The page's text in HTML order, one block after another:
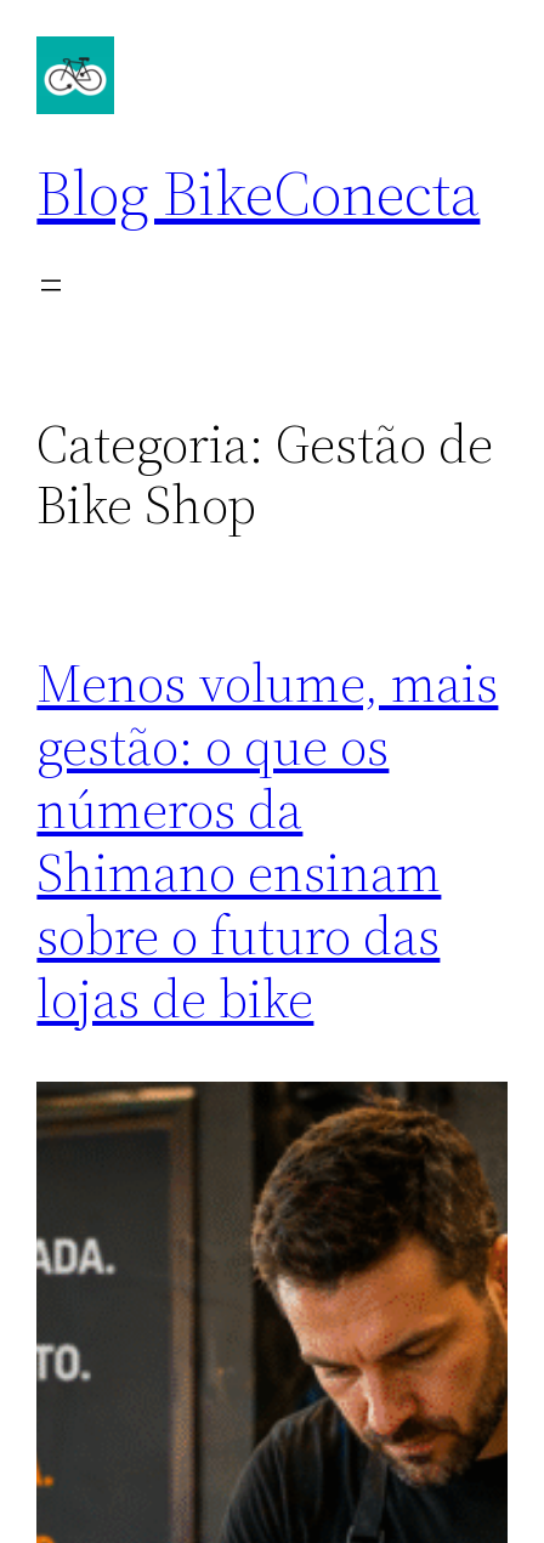
Blog BikeConecta
Categoria: Gestão de
Bike Shop
Menos volume, mais
gestão: o que os
números da
Shimano ensinam
sobre o futuro das
lojas de bike